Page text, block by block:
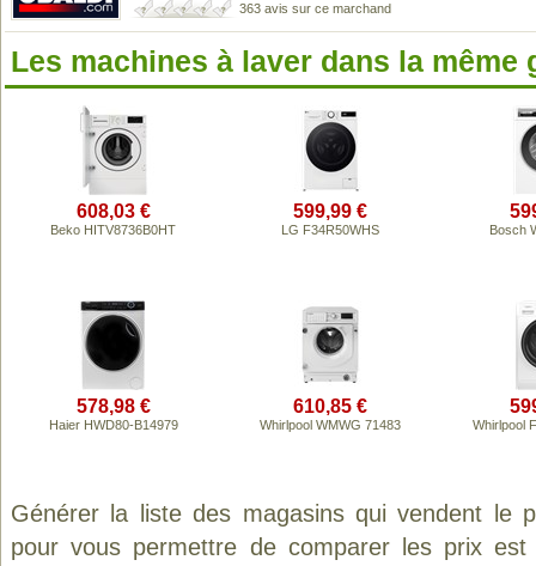
363 avis sur ce marchand
Les machines à laver dans la même
608,03 €
Beko HITV8736B0HT
599,99 €
LG F34R50WHS Bosch
578,98 €
Haier HWD80-B14979
610,85 €
Whirlpool WMWG 71483 Whirlpool
Générer la liste des magasins qui vendent le
pour vous permettre de comparer les prix